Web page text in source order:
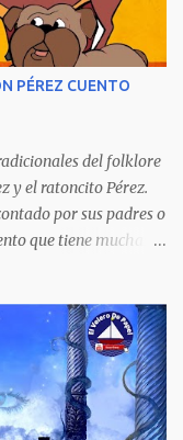
a la sociedad
en libertad, pese a
de culpabilidad. La
la sociedad
PÉREZ CUENTO
del folklore
y el ratoncito Pérez.
por sus padres o
que tiene muchas
Cucarachita llamada
de su casa,
se emocionó al ver lo
de cinco céntimos).
al ver que no era de